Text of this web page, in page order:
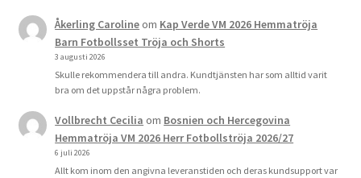
Åkerling Carolineom Kap Verde VM 2026 Hemmatröja
Barn Fotbollsset Tröja och Shorts
3 augusti 2026
Skulle rekommendera till andra. Kundtjänsten har som alltid varit
bra om det uppstår några problem.
Vollbrecht Cecilia om Bosnien och Hercegovina
Hemmatröja VM 2026 Herr Fotbollströja 2026/27
6 juli 2026
Allt kom inom den angivna leveranstiden och deras kundsupport var